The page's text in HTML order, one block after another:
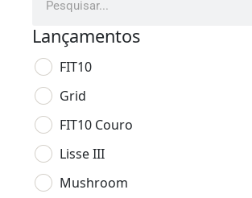
Lançamentos
FIT10
Grid
FIT10 Couro
Lisse III
Mushroom